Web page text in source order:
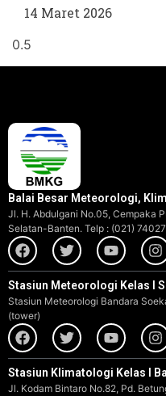
14 Maret 2026
Balai Besar Meteorologi,
Jl. H. Abdulgani No.05, Cempaka
Selatan-Banten. Telp : (021)
Stasiun Meteorologi Kelas I
Stasiun Meteorologi Bandara
(tower)
Stasiun Klimatologi Kelas I
Jl. Kodam Bintaro No.82, Pd.